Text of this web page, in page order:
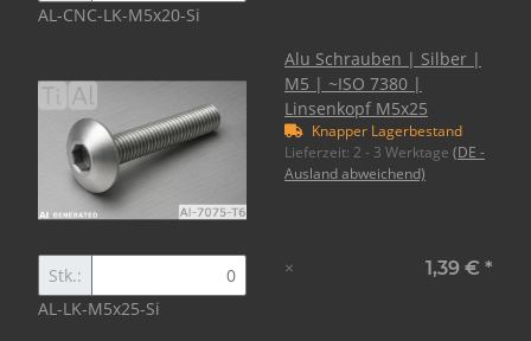
AL-CNC-LK-M5x20-Si
Alu Schrauben | Silber |
M5 | ~ISO 7380 |
Linsenkopf M5x25
Knapper Lagerbestand
Lieferzeit: 2 - 3 Werktage (DE -
Ausland abweichend)
Stk.:
AL-LK-M5x25-Si
× 1,39 € *